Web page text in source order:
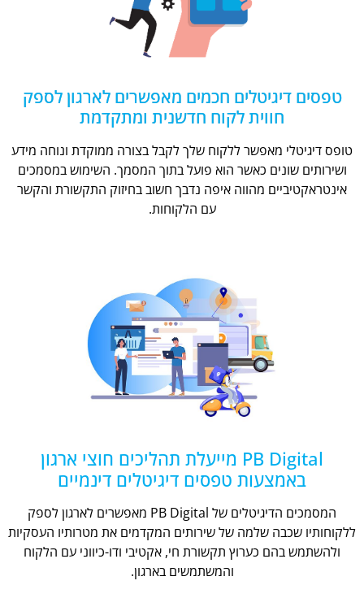
טפסים דיגיטלים חכמים מאפשרים לארגון לספק
חווית לקוח חדשנית ומתקדמת
טופס דיגיטלי מאפשר ללקוח שלך לקבל בצורה ממוקדת ונוחה מידע
ושירותים שונים כאשר הוא פועל בתוך המסמך. השימוש במסמכים
אינטראקטיביים מהווה איפה נדבך חשוב בחיזוק התקשורת והקשר
עם הלקוחות.
PB Digital מייעלת תהליכים חוצי ארגון
באמצעות טפסים דיגיטלים דינמיים
המסמכים הדיגיטלים של PB Digital מאפשרים לארגון לספק
ללקוחותיו שכבה שלמה של שירותים המקדמים את מטרותיו העסקיות
ולהשתמש בהם כערוץ תקשורת חי, אקטיבי ודו-כיווני עם הלקוח
והמשתמשים בארגון.